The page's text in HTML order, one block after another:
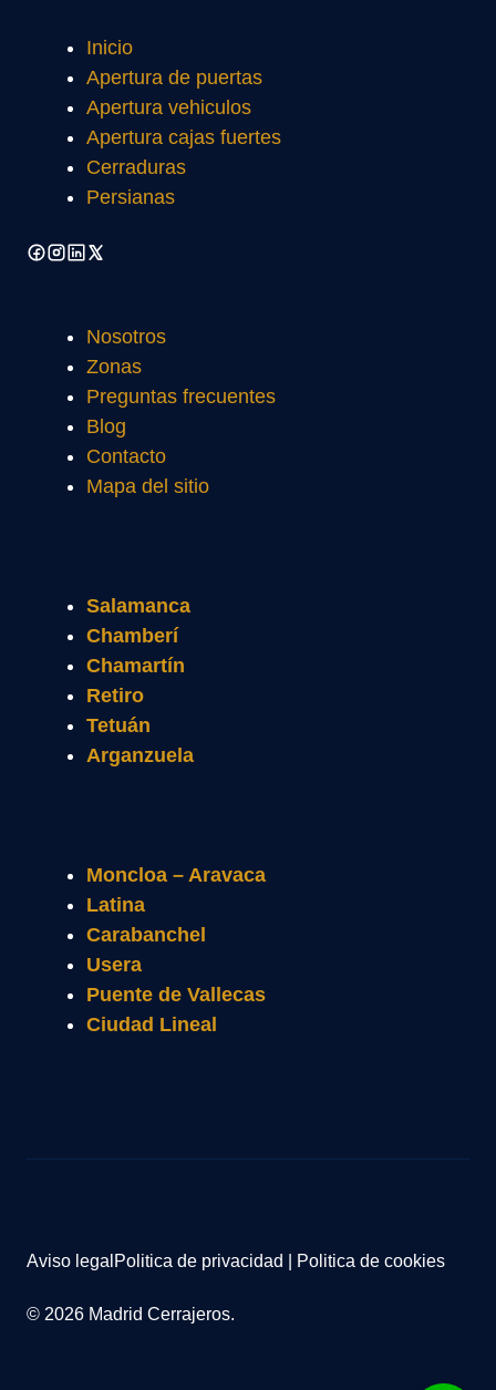
Inicio
Apertura de puertas
Apertura vehiculos
Apertura cajas fuertes
Cerraduras
Persianas
Nosotros
Zonas
Preguntas frecuentes
Blog
Contacto
Mapa del sitio
Salamanca
Chamberí
Chamartín
Retiro
Tetuán
Arganzuela
Moncloa – Aravaca
Latina
Carabanchel
Usera
Puente de Vallecas
Ciudad Lineal
© 2026 Madrid Cerrajeros.
Aviso legal Politica de privacidad Politica de cookies